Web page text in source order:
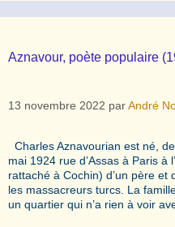
Aznavour, poète populaire
13 novembre 2022 parAndré
Charles Aznavourian est né,
mai 1924 rue d’Assas à Paris à
rattaché à Cochin) d’un père et
les massacreurs turcs. La
un quartier qui n’a rien à voir